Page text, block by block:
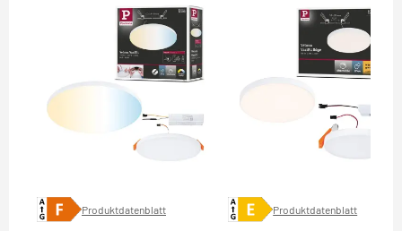
Produktdatenblatt Produktdatenblatt